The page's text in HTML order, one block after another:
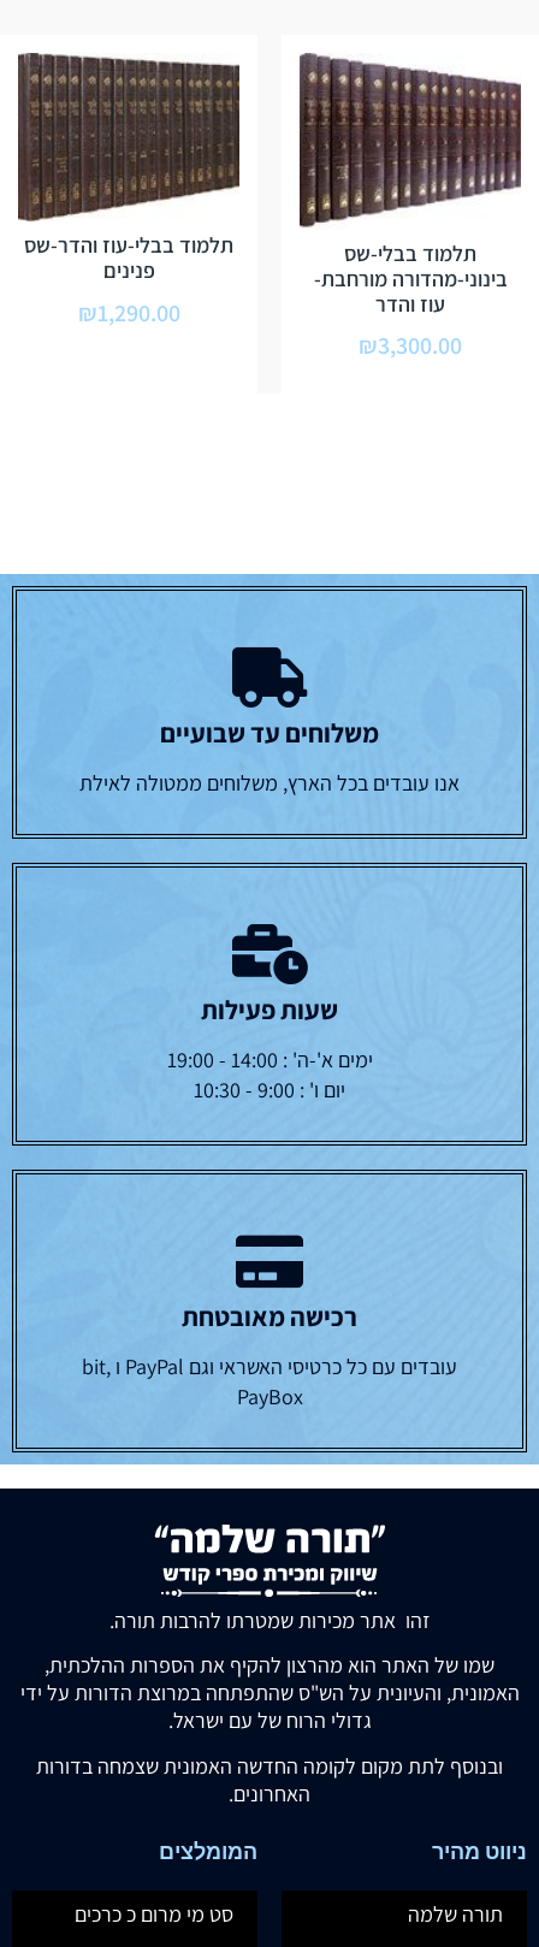
תלמוד בבלי-שס
בינוני-מהדורה מורחבת-
עוז והדר
₪3,300.00
תלמוד בבלי-עוז והדר-שס
פנינים
₪1,290.00
משלוחים עד שבועיים
אנו עובדים בכל הארץ, משלוחים ממטולה לאילת
שעות פעילות
ימים א'-ה' : 14:00 - 19:00
יום ו' : 9:00 - 10:30
רכישה מאובטחת
עובדים עם כל כרטיסי האשראי וגם PayPal ו bit,
PayBox
זהו אתר מכירות שמטרתו להרבות תורה.
שמו של האתר הוא מהרצון להקיף את הספרות ההלכתית,
האמונית, והעיונית על הש"ס שהתפתחה במרוצת הדורות על ידי
גדולי הרוח של עם ישראל.
ובנוסף לתת מקום לקומה החדשה האמונית שצמחה בדורות
האחרונים.
ניווט מהיר
תורה שלמה
המומלצים
סט מי מרום כ כרכים